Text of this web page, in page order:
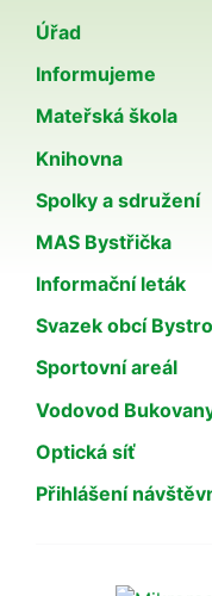
Úřad
Informujeme
Mateřská škola
Knihovna
Spolky a sdružení
MAS Bystřička
Informační leták
Svazek obcí
Sportovní areál
Vodovod
Optická síť
Přihlášení